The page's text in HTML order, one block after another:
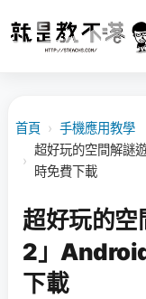
首頁 › 手機應用教學
›
超好玩的空間解謎
時免費下載
超好玩的空
2」
下載